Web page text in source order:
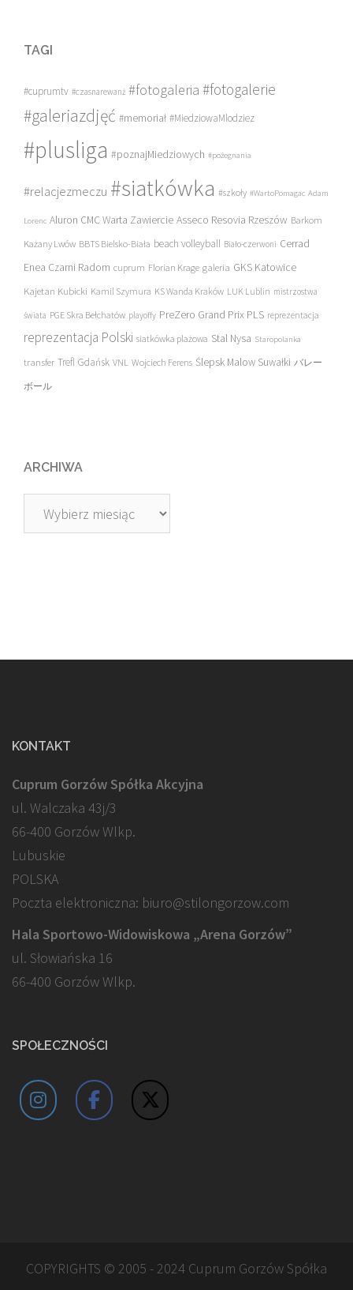
TAGI
#cuprumtv #czasnarewanż #fotogaleria #fotogalerie
#galeriazdjęć #memoriał #MiedziowaMlodziez
#plusliga #poznajMiedziowych #pożegnania
#relacjezmeczu #siatkówka #szkoły #WartoPomagac Adam
Lorenc Aluron CMC Warta Zawiercie Asseco Resovia Rzeszów Barkom
Każany Lwów BBTS Bielsko-Biała beach volleyball Biało-czerwoni Cerrad
Enea Czarni Radom cuprum Florian Krage galeria GKS Katowice
Kajetan Kubicki Kamil Szymura KS Wanda Kraków LUK Lublin mistrzostwa
świata PGE Skra Bełchatów playoffy PreZero Grand Prix PLS reprezentacja
reprezentacja Polski siatkówka plażowa Stal Nysa Staropolanka
transfer Trefl Gdańsk VNL Wojciech Ferens Ślepsk Malow Suwałki バレー
ボール
ARCHIWA
Archiwa
KONTAKT
Cuprum Gorzów Spółka Akcyjna
ul. Walczaka 43j/3
66-400 Gorzów Wlkp.
Lubuskie
POLSKA
Poczta elektroniczna: biuro@stilongorzow.com
Hala Sportowo-Widowiskowa „Arena Gorzów”
ul. Słowiańska 16
66-400 Gorzów Wlkp.
SPOŁECZNOŚCI
COPYRIGHTS © 2005 - 2024 Cuprum Gorzów Spółka